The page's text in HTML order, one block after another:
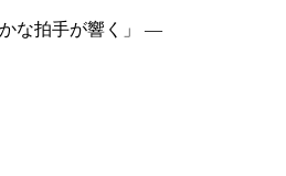
な拍手が響く」 ―